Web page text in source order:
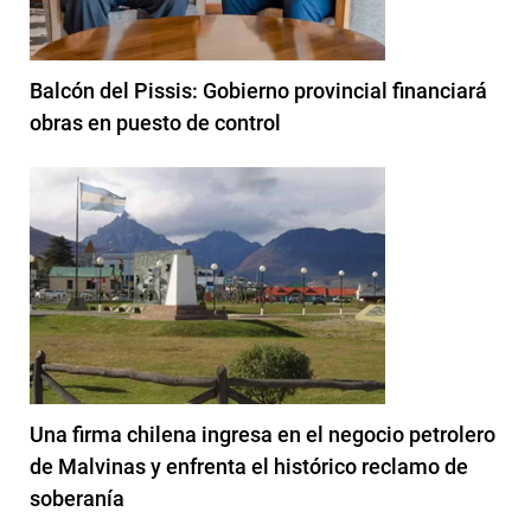
Balcón del Pissis: Gobierno provincial financiará
obras en puesto de control
Una firma chilena ingresa en el negocio petrolero
de Malvinas y enfrenta el histórico reclamo de
soberanía